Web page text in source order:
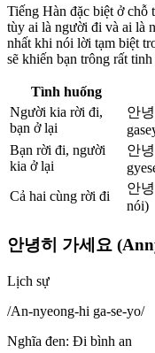
Tiếng Hàn đặc biệt ở chỗ
tùy ai là người đi và ai là
nhất khi nói lời tạm biệt
sẽ khiến bạn trông rất tinh
Tình huống
Người kia rời đi,
bạn ở lại
안
Bạn rời đi, người
kia ở lại
안
Cả hai cùng rời đi
안
nói)
안녕히 가세요
Lịch sự
/An-nyeong-hi ga-se-yo/
Nghĩa đen: Đi bình an